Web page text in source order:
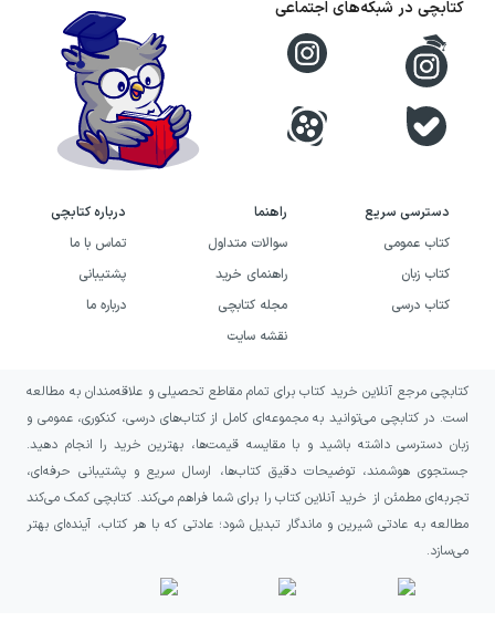
دسترسی سریع
کتاب عمومی
کتاب زبان
کتاب درسی
راهنما
سوالات متداول
راهنمای خرید
مجله کتابچی
نقشه سایت
درباره کتابچی
تماس با ما
پشتیبانی
درباره ما
کتابچی در شبکه‌های اجتماعی
کتابچی مرجع آنلاین خرید کتاب برای تمام مقاطع تحصیلی و علاقه‌مندان به مطالعه
است. در کتابچی می‌توانید به مجموعه‌ای کامل از کتاب‌های درسی، کنکوری، عمومی و
زبان دسترسی داشته باشید و با مقایسه قیمت‌ها، بهترین خرید را انجام دهید.
جستجوی هوشمند، توضیحات دقیق کتاب‌ها، ارسال سریع و پشتیبانی حرفه‌ای،
تجربه‌ای مطمئن از خرید آنلاین کتاب را برای شما فراهم می‌کند. کتابچی کمک می‌کند
مطالعه به عادتی شیرین و ماندگار تبدیل شود؛ عادتی که با هر کتاب، آینده‌ای بهتر
می‌سازد.